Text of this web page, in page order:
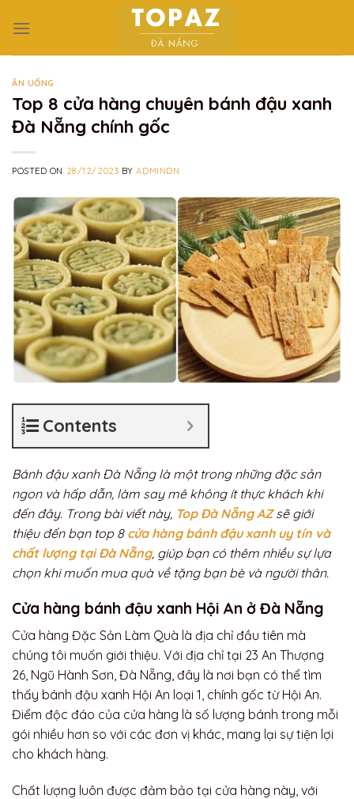
ĂN UỐNG
Top 8 cửa hàng chuyên bánh đậu xanh
Đà Nẵng chính gốc
POSTED ON 28/12/2023 BYADMINDN
Contents
Bánh đậu xanh Đà Nẵng là một trong những đặc sản
ngon và hấp dẫn, làm say mê không ít thực khách khi
đến đây. Trong bài viết này, Top Đà Nẵng AZsẽ giới
thiệu đến bạn top 8 cửa hàng bánh đậu xanh uy tín và
chất lượng tại Đà Nẵng, giúp bạn có thêm nhiều sự lựa
chọn khi muốn mua quà về tặng bạn bè và người thân.
Cửa hàng bánh đậu xanh Hội An ở Đà Nẵng
Cửa hàng Đặc Sản Làm Quà là địa chỉ đầu tiên mà
chúng tôi muốn giới thiệu. Với địa chỉ tại 23 An Thượng
26, Ngũ Hành Sơn, Đà Nẵng, đây là nơi bạn có thể tìm
thấy bánh đậu xanh Hội An loại 1, chính gốc từ Hội An.
Điểm độc đáo của cửa hàng là số lượng bánh trong mỗi
gói nhiều hơn so với các đơn vị khác, mang lại sự tiện lợi
cho khách hàng.
Chất lượng luôn được đảm bảo tại cửa hàng này, với